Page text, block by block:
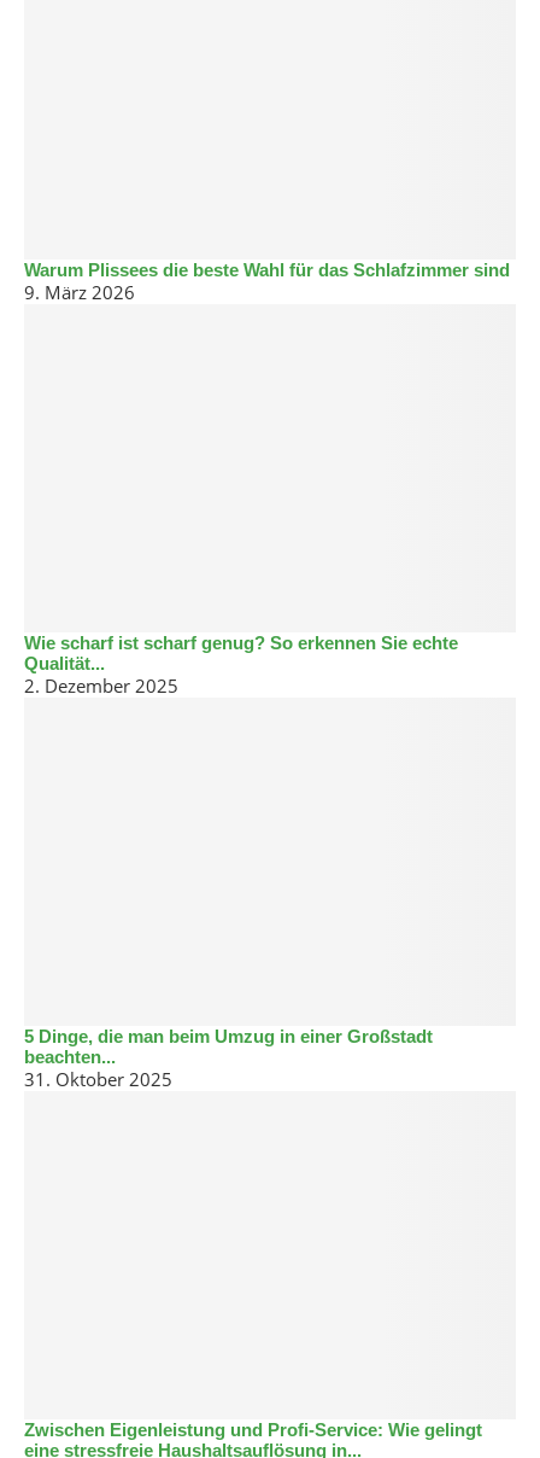
Warum Plissees die beste Wahl für das Schlafzimmer sind
9. März 2026
Wie scharf ist scharf genug? So erkennen Sie echte
Qualität...
2. Dezember 2025
5 Dinge, die man beim Umzug in einer Großstadt
beachten...
31. Oktober 2025
Zwischen Eigenleistung und Profi-Service: Wie gelingt
eine stressfreie Haushaltsauflösung in...